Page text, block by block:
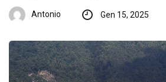
Antonio Gen 15, 2025